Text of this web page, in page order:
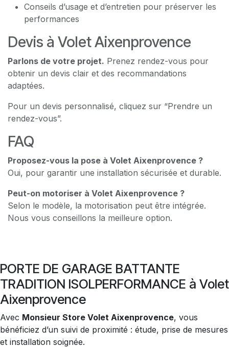
Conseils d’usage et d’entretien pour préserver les
performances
Devis à Volet Aixenprovence
Parlons de votre projet. Prenez rendez-vous pour
obtenir un devis clair et des recommandations
adaptées.
Pour un devis personnalisé, cliquez sur “Prendre un
rendez-vous”.
FAQ
Proposez-vous la pose à Volet Aixenprovence ?
Oui, pour garantir une installation sécurisée et durable.
Peut-on motoriser à Volet Aixenprovence ?
Selon le modèle, la motorisation peut être intégrée.
Nous vous conseillons la meilleure option.
PORTE DE GARAGE BATTANTE
TRADITION ISOLPERFORMANCE à Volet
Aixenprovence
Avec Monsieur Store Volet Aixenprovence, vous
bénéficiez d’un suivi de proximité : étude, prise de mesures
et installation soignée.